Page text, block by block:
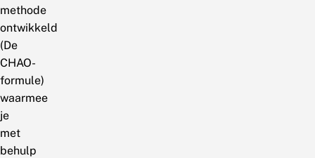
methode
ontwikkeld
(De
CHAO-
formule)
waarmee
je
met
behulp